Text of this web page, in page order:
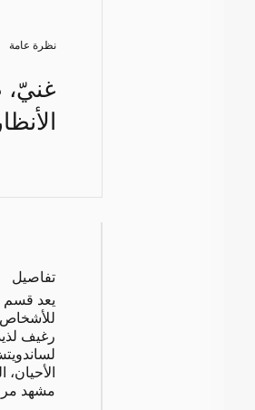
نظرة عامة
غنيّ،
تفاصيل
يعد قسم
رغيف
الأحيان،
مشهد